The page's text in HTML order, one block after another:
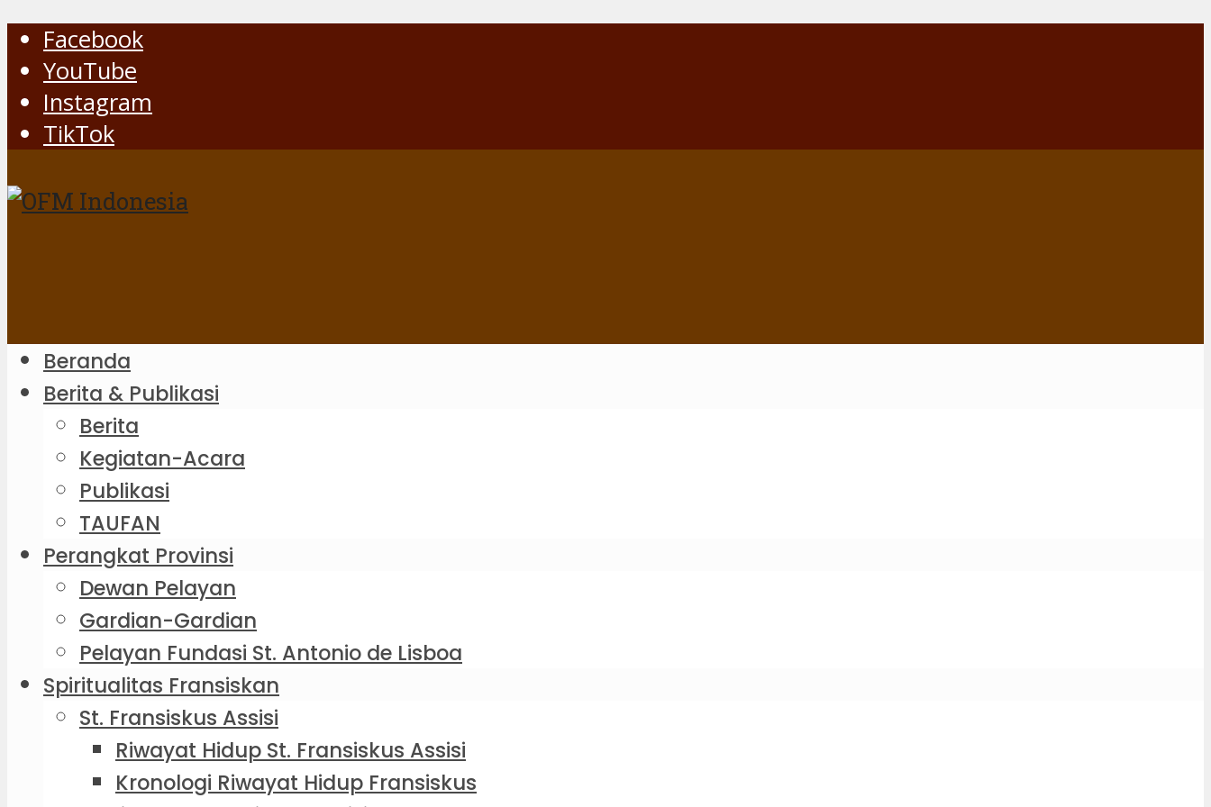
Facebook
YouTube
Instagram
TikTok
Beranda
Berita & Publikasi
Berita
Kegiatan-Acara
Publikasi
TAUFAN
Perangkat Provinsi
Dewan Pelayan
Gardian-Gardian
Pelayan Fundasi St. Antonio de Lisboa
Spiritualitas Fransiskan
St. Fransiskus Assisi
Riwayat Hidup St. Fransiskus Assisi
Kronologi Riwayat Hidup Fransiskus